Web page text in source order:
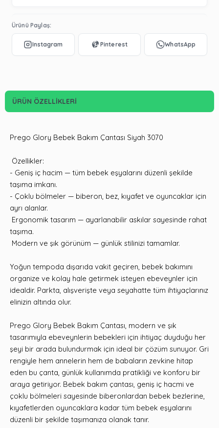
Ürünü Paylaş:
ÜRÜN ÖZELLIKLERI
Prego Glory Bebek Bakım Çantası Siyah 3070
Özellikler:
- Geniş iç hacim — tüm bebek eşyalarını düzenli şekilde
taşıma imkanı.
- Çoklu bölmeler — biberon, bez, kıyafet ve oyuncaklar için
ayrı alanlar.
Ergonomik tasarım — ayarlanabilir askılar sayesinde rahat
taşıma.
Modern ve şık görünüm — günlük stilinizi tamamlar.
Yoğun tempoda dışarıda vakit geçiren, bebek bakımını
organize ve kolay hale getirmek isteyen ebeveynler için
idealdir. Parkta, alışverişte veya seyahatte tüm ihtiyaçlarınız
elinizin altında olur.
Prego Glory Bebek Bakım Çantası, modern ve şık
tasarımıyla ebeveynlerin bebekleri için ihtiyaç duyduğu her
şeyi bir arada bulundurmak için ideal bir çözüm sunuyor. Gri
rengiyle hem annelerin hem de babaların zevkine hitap
eden bu çanta, günlük kullanımda pratikliği ve konforu bir
araya getiriyor. Bebek bakım çantası, geniş iç hacmi ve
çoklu bölmeleri sayesinde biberonlardan bebek bezlerine,
kıyafetlerden oyuncaklara kadar tüm bebek eşyalarını
düzenli bir şekilde taşımanıza olanak tanır.